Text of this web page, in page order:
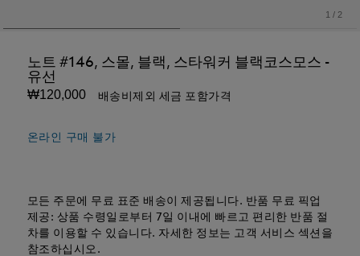
1 / 2
노트 #146, 스몰, 블랙, 스타워커 블랙코스모스 -
유선
₩120,000 배송비제외 세금 포함가격
온라인 구매 불가
모든 주문에 무료 표준 배송이 제공됩니다. 반품 무료 픽업
제공: 상품 수령일로부터 7일 이내에 빠르고 편리한 반품 절
차를 이용할 수 있습니다. 자세한 정보는 고객 서비스 섹션을
참조하십시오.